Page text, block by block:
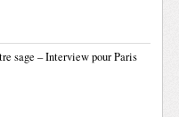
sage – Interview pour Paris